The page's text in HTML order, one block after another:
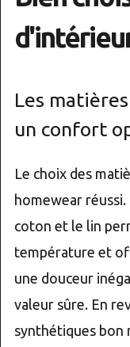
Les
un confort
Le choix des
homewear
coton et le lin
température et
une douceur
valeur sûre. En
synthétiques bon